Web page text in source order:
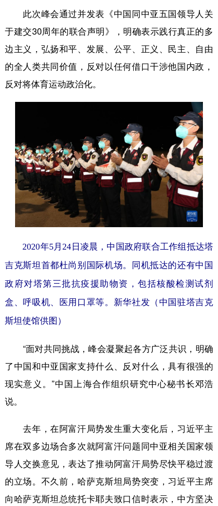
此次峰会通过并发表《中国同中亚五国领导人关
于建交30周年的联合声明》，明确表示践行真正的多
边主义，弘扬和平、发展、公平、正义、民主、自由
的全人类共同价值，反对以任何借口干涉他国内政，
反对将体育运动政治化。
2020年5月24日凌晨，中国政府联合工作组抵达塔
吉克斯坦首都杜尚别国际机场。同机抵达的还有中国
政府对塔第三批抗疫援助物资，包括核酸检测试剂
盒、呼吸机、医用口罩等。新华社发（中国驻塔吉克
斯坦使馆供图）
“面对共同挑战，峰会凝聚起各方广泛共识，明确
了中国和中亚国家支持什么、反对什么，具有很强的
现实意义。”中国上海合作组织研究中心秘书长邓浩
说。
去年，在阿富汗局势发生重大变化后，习近平主
席在双多边场合多次就阿富汗问题同中亚相关国家领
导人交换意见，表达了推动阿富汗局势尽快平稳过渡
的立场。不久前，哈萨克斯坦局势突变，习近平主席
向哈萨克斯坦总统托卡耶夫致口信时表示，中方坚决